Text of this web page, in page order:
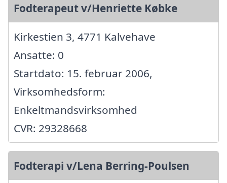
Fodterapeut v/Henriette Købke
Kirkestien 3, 4771 Kalvehave
Ansatte: 0
Startdato: 15. februar 2006,
Virksomhedsform:
Enkeltmandsvirksomhed
CVR: 29328668
Fodterapi v/Lena Berring-Poulsen